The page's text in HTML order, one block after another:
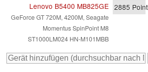
Lenovo B5400 MB825GE
GeForce GT 720M, 4200M, Seagate
Momentus SpinPoint M8
ST1000LM024 HN-M101MBB
2885